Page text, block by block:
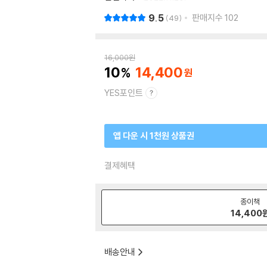
9.5 49 판매지수 102
16,000원
10 14,400
YES포인트
앱 다운 시 1천원 상품권
결제혜택
종이책
14,400
배송안내